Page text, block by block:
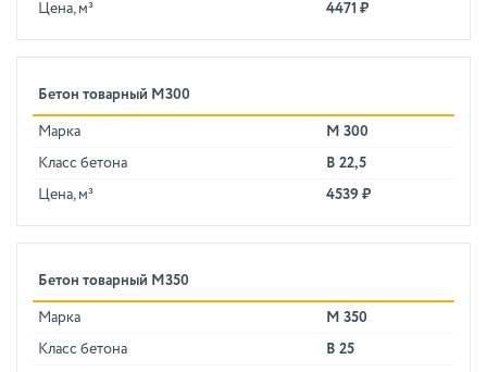
Цена, м³ 4471 ₽
Бетон товарный М300
Марка М 300
Класс бетона В 22,5
Цена, м³ 4539 ₽
Бетон товарный М350
Марка М 350
Класс бетона В 25